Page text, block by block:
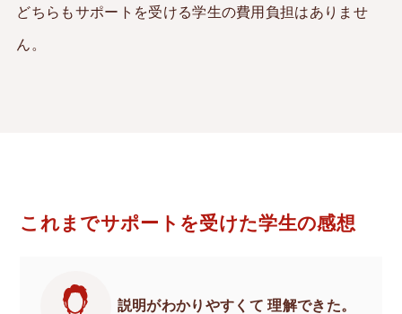
English
どちらもサポートを受ける学生の費用負担はありませ
ん。
これまでサポートを受けた学生の感想
説明がわかりやすくて 理解できた。